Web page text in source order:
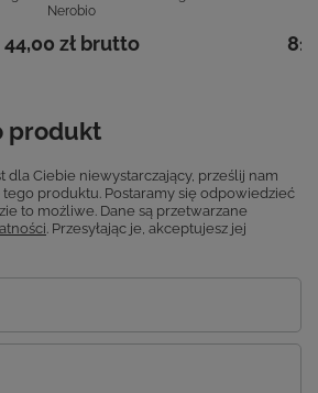
Nerobio
44,00 złbrutto
produkt
dla Ciebie niewystarczający, prześlij nam
produktu. Postaramy się odpowiedzieć
to możliwe. Dane są przetwarzane
. Przesyłając je, akceptujesz jej